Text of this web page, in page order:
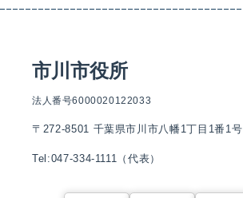
市川市役所
法人番号6000020122033
〒272-8501 千葉県市川市八幡1丁目1番1号
Tel:047-334-1111（代表）